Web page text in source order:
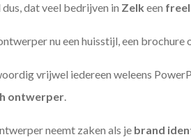
dat veel bedrijven in Zelk een
nu een huisstijl, een
vrijwel iedereen weleens
ontwerper.
neemt zaken als je brand